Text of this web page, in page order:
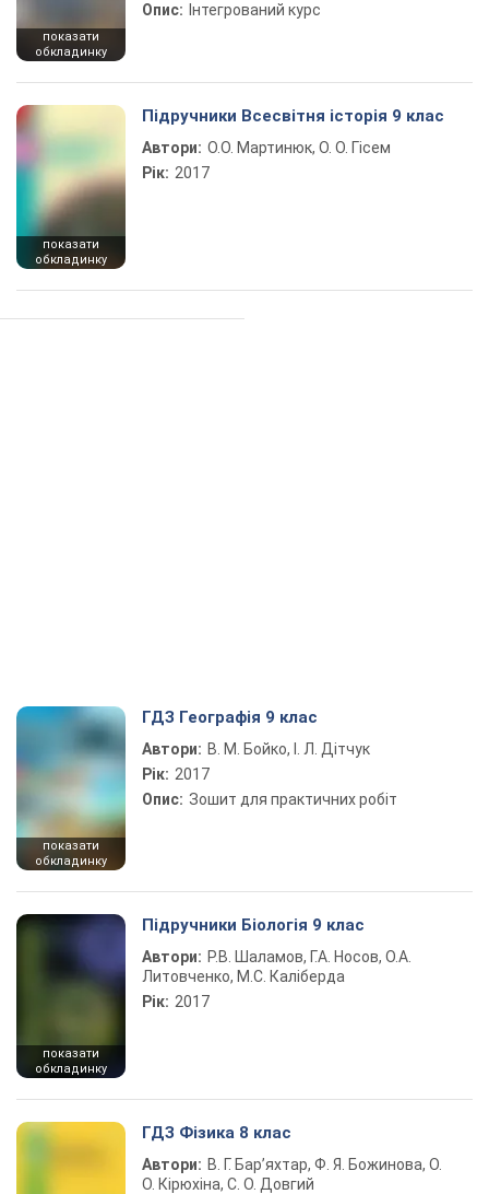
показати
обкладинку
Опис: Інтегрований курс
показати
обкладинку
Підручники Всесвітня історія 9 клас
Автори: О.О. Мартинюк, О. О. Гісем
Рік: 2017
показати
обкладинку
ГДЗ Географія 9 клас
Автори: В. М. Бойко, І. Л. Дітчук
Рік: 2017
Опис: Зошит для практичних робіт
показати
обкладинку
Підручники Біологія 9 клас
Автори: Р.В. Шаламов, Г.А. Носов, О.А.
Литовченко, М.С. Каліберда
Рік: 2017
ГДЗ Фізика 8 клас
Автори: В. Г. Бар’яхтар, Ф. Я. Божинова, О.
О. Кірюхіна, С. О. Довгий